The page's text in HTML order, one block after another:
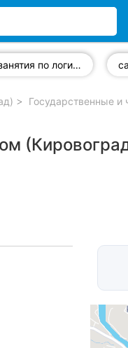
занятия по логике
Государственные и